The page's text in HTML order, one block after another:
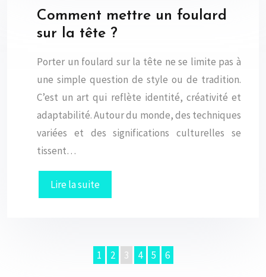
Comment mettre un foulard
sur la tête ?
Porter un foulard sur la tête ne se limite pas à
une simple question de style ou de tradition.
C’est un art qui reflète identité, créativité et
adaptabilité. Autour du monde, des techniques
variées et des significations culturelles se
tissent…
Lire la suite
1 2 3 4 5 6